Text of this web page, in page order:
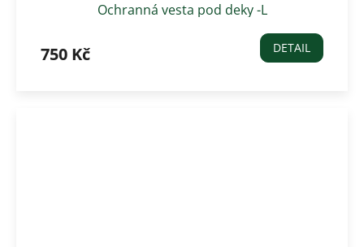
Ochranná vesta pod deky -L
750 Kč DETAIL